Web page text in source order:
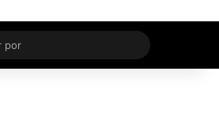
Buscar
por